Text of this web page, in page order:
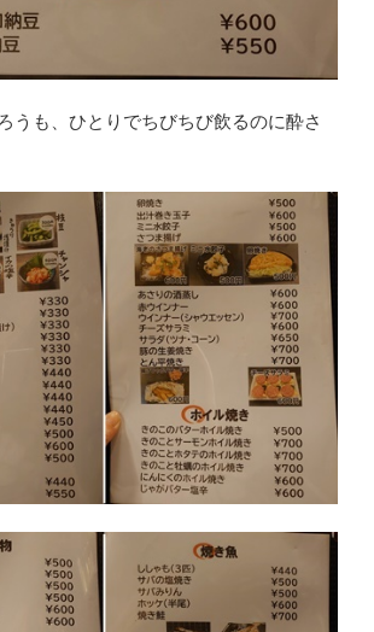
うも、ひとりでちびちび飲るのに酔さ